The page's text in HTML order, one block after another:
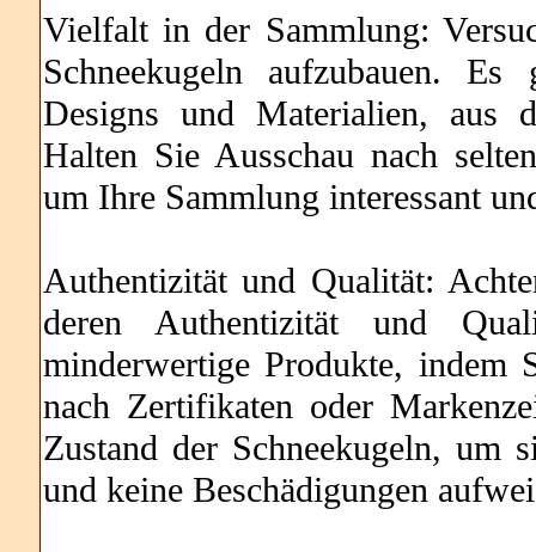
Vielfalt in der Sammlung:
Schneekugeln aufzubauen.
Designs und Materialien, aus
Halten Sie Ausschau nach
um Ihre Sammlung interessant
Authentizität und Qualität:
deren Authentizität und
minderwertige Produkte, indem
nach Zertifikaten oder
Zustand der Schneekugeln, um
und keine Beschädigungen